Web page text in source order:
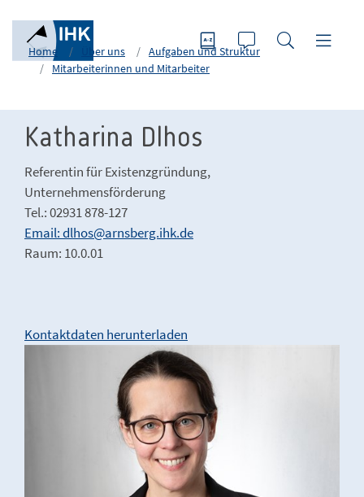
Home Über uns
Aufgaben und Struktur
Mitarbeiterinnen und Mitarbeiter
Katharina Dlhos
Referentin für Existenzgründung,
Unternehmensförderung
Tel.: 02931 878-127
Email: dlhos@arnsberg.ihk.de
Raum: 10.0.01
Kontaktdaten herunterladen